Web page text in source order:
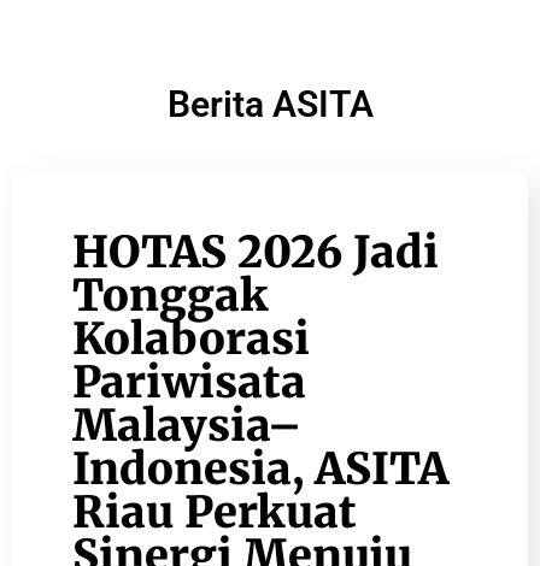
Berita ASITA
HOTAS 2026 Jadi
Tonggak
Kolaborasi
Pariwisata
Malaysia–
Indonesia, ASITA
Riau Perkuat